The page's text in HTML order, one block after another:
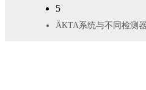
5
ÄKTA系统与不同检测